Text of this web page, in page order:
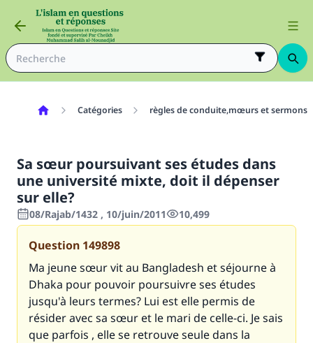
Catégories règles de conduite,mœurs et sermons
Sa sœur poursuivant ses études dans
une université mixte, doit il dépenser
sur elle?
08/Rajab/1432 , 10/juin/2011 10,499
Question 149898
Ma jeune sœur vit au Bangladesh et séjourne à
Dhaka pour pouvoir poursuivre ses études
jusqu'à leurs termes? Lui est elle permis de
résider avec sa sœur et le mari de celle-ci. Je sais
que parfois , elle se retrouve seule dans la